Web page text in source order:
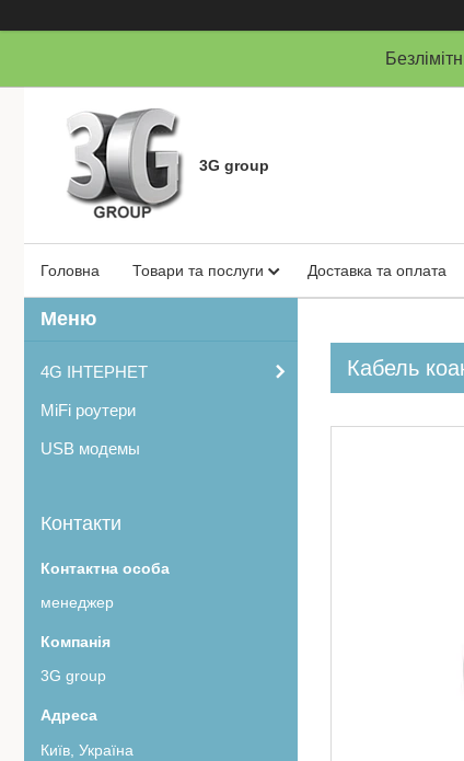
3G group
Головна Товари та послуги Доставка та оплата
Кабель
4G ІНТЕРНЕТ
MiFi роутери
USB модемы
Контакти
менеджер
3G group
Київ, Україна